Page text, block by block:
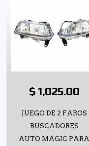
$ 1,025.00
JUEGO DE 2 FAROS
BUSCADORES
AUTO MAGIC PARA